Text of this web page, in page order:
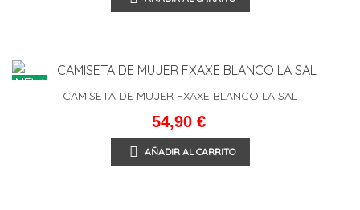
NEW
CAMISETA DE MUJER FXAXE BLANCO LA SAL
54,90 €
AÑADIR AL CARRITO